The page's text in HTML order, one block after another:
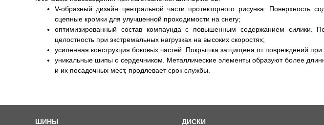
V-образный дизайн центральной части протекторного рисунка. Поверхность
сцепные кромки для улучшенной проходимости на снегу;
оптимизированный состав компаунда с повышенным содержанием силики.
целостность при экстремальных нагрузках на высоких скоростях;
усиленная конструкция боковых частей. Покрышка защищена от повреждений при
уникальные шипы с сердечником. Металлические элементы образуют более
и их посадочных мест, продлевает срок службы.
ШИНЫ ДИСКИ